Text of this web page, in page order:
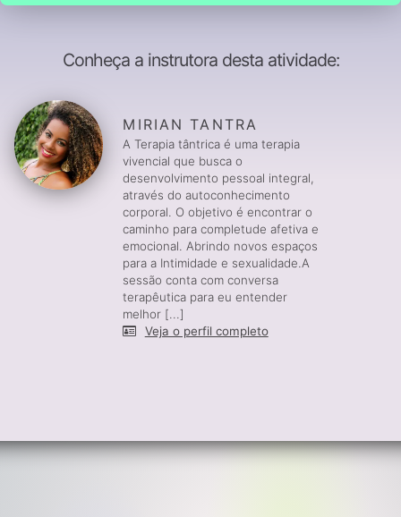
Conheça a instrutora desta atividade:
MIRIAN TANTRA
A Terapia tântrica é uma terapia
vivencial que busca o
desenvolvimento pessoal integral,
através do autoconhecimento
corporal. O objetivo é encontrar o
caminho para completude afetiva e
emocional. Abrindo novos espaços
para a Intimidade e sexualidade.A
sessão conta com conversa
terapêutica para eu entender
melhor [...]
Veja o perfil completo